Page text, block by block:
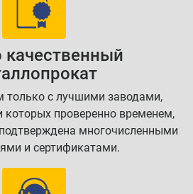
качественный
только с лучшими заводами,
которых проверенно временем,
многочисленными
и сертификатами.